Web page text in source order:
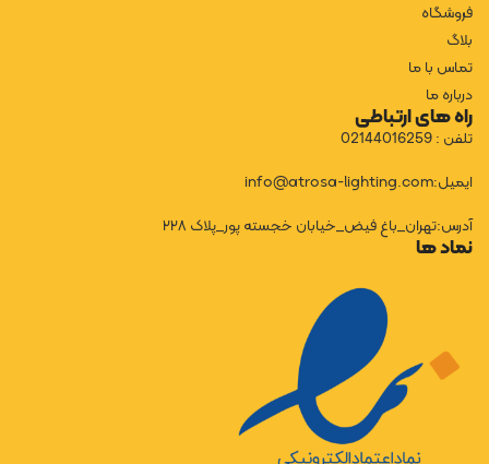
فروشگاه
بلاگ
تماس با ما
درباره ما
راه های ارتباطی
تلفن : 02144016259
ایمیل:info@atrosa-lighting.com
آدرس:تهران_باغ فیض_خیابان خجسته پور_پلاک ۲۲۸
نماد ها